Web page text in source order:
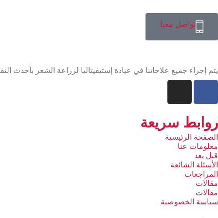
تواصل معنا
يتم إجراء جميع علاجاتنا في عيادة إستيفيتاليا لزراعة الشعر بأحدث
روابط سريعة
الصفحة الرئيسية
معلومات عنا
قبل بعد
الأسئلة الشائعة
المراجعات
مقالات
مقالات
سياسة الخصوصية